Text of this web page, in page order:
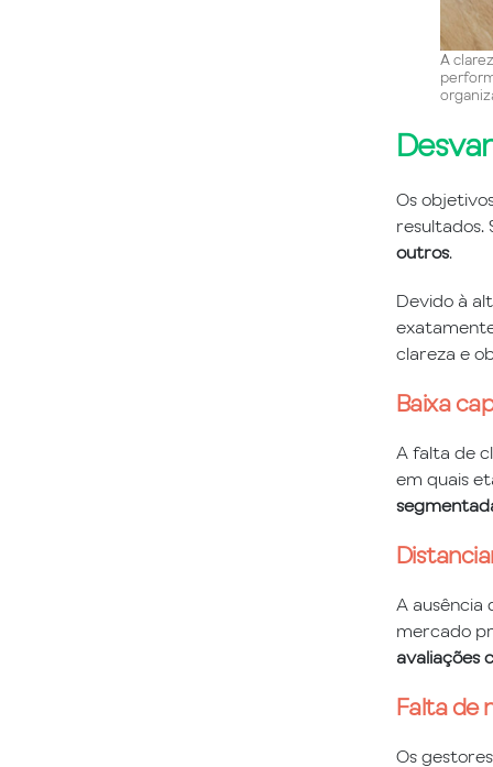
A
Os
resultados.
outros.
Devido à
clareza e
Baixa
A falta de
em quais
A
mercado
avaliações
Falta de
Os